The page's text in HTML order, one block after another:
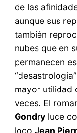
de las
aunque sus
también
nubes que en
permanecen
mayor utilidad
veces. El
Gondry luce
locoJean